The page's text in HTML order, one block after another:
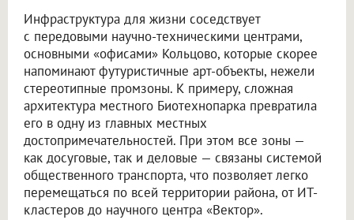
Инфраструктура для жизни соседствует
с передовыми научно-техническими центрами,
основными «офисами» Кольцово, которые скорее
напоминают футуристичные арт-объекты, нежели
стереотипные промзоны. К примеру, сложная
архитектура местного Биотехнопарка превратила
его в одну из главных местных
достопримечательностей. При этом все зоны —
как досуговые, так и деловые — связаны системой
общественного транспорта, что позволяет легко
перемещаться по всей территории района, от ИТ-
кластеров до научного центра «Вектор».